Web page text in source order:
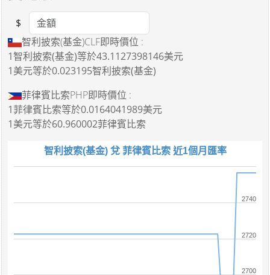
Amount
$
智利披索(基金)CLF即時價位 :
1智利披索(基金)等於43.1127398146美元
1美元等於0.023195智利披索(基金)
菲律賓比索PHP即時價位 :
1菲律賓比索等於0.0164041989美元
1美元等於60.960002菲律賓比索
智利披索(基金) 兌 菲律賓比索 近1個月匯率
2700
2720
2740